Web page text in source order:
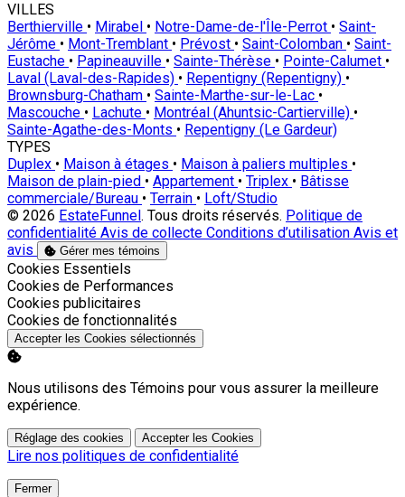
VILLES
Berthierville • Mirabel • Notre-Dame-de-l'Île-Perrot • Saint-
Jérôme • Mont-Tremblant • Prévost • Saint-Colomban • Saint-
Eustache • Papineauville • Sainte-Thérèse • Pointe-Calumet •
Laval (Laval-des-Rapides) • Repentigny (Repentigny) •
Brownsburg-Chatham • Sainte-Marthe-sur-le-Lac •
Mascouche • Lachute • Montréal (Ahuntsic-Cartierville) •
Sainte-Agathe-des-Monts • Repentigny (Le Gardeur)
TYPES
Duplex • Maison à étages • Maison à paliers multiples •
Maison de plain-pied • Appartement • Triplex • Bâtisse
commerciale/Bureau • Terrain • Loft/Studio
© 2026 EstateFunnel . Tous droits réservés. Politique de
confidentialité Avis de collecte Conditions d’utilisation Avis et
avis
Gérer mes témoins
Activer
Cookies Essentiels
Activer
Cookies de Performances
Activer
Cookies publicitaires
Activer
Cookies de fonctionnalités
Accepter les Cookies sélectionnés
Nous utilisons des Témoins pour vous assurer la meilleure
expérience.
Réglage des cookies Accepter les Cookies
Lire nos politiques de confidentialité
Fermer